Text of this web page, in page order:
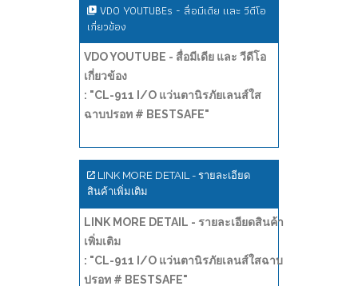
VDO YOUTUBEs - สื่อมีเดีย และ วีดีโอ
เกี่ยวข้อง
VDO YOUTUBE - สื่อมีเดีย และ วีดีโอ
เกี่ยวข้อง
: "CL-911 I/O แว่นตานิรภัยเลนส์ใส
ฉาบปรอท # BESTSAFE"
LINK MORE DETAIL - รายละเอียด
สินค้าเพิ่มเติม
LINK MORE DETAIL - รายละเอียดสินค้า
เพิ่มเติม
: "CL-911 I/O แว่นตานิรภัยเลนส์ใสฉาบ
ปรอท # BESTSAFE"